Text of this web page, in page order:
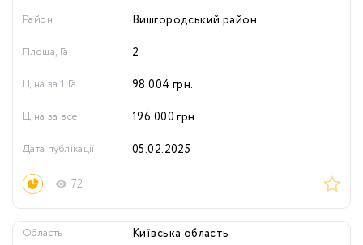
Район Вишгородський район
Площа, Га 2
Ціна за 1 Га 98 004 грн.
Ціна за все 196 000 грн.
72
Дата публікації 05.02.2025
Область Київська область